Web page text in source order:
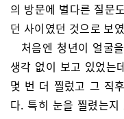
의 방문에 별다른 질문
던 사이였던 것으로 보
처음엔 청년이 얼굴
생각 없이 보고 있었는
몇 번 더 찔렀고 그 직
다. 특히 눈을 찔렸는